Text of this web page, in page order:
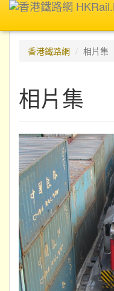
香港鐵路網
相片集
相片集